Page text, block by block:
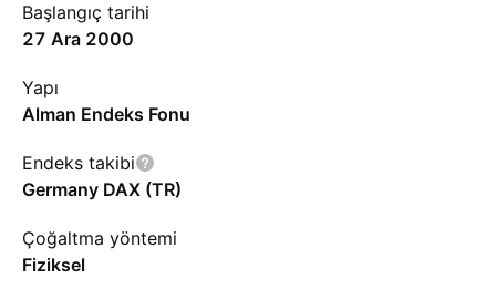
Başlangıç tarihi
27 Ara 2000
Yapı
Alman Endeks Fonu
Endeks takibi
Germany DAX (TR)
Çoğaltma yöntemi
Fiziksel